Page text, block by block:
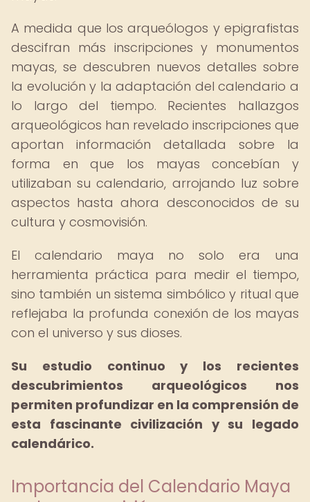
A medida que los arqueólogos y epigrafistas
descifran más inscripciones y monumentos
mayas, se descubren nuevos detalles sobre
la evolución y la adaptación del calendario a
lo largo del tiempo. Recientes hallazgos
arqueológicos han revelado inscripciones que
aportan información detallada sobre la
forma en que los mayas concebían y
utilizaban su calendario, arrojando luz sobre
aspectos hasta ahora desconocidos de su
cultura y cosmovisión.
El calendario maya no solo era una
herramienta práctica para medir el tiempo,
sino también un sistema simbólico y ritual que
reflejaba la profunda conexión de los mayas
con el universo y sus dioses.
Su estudio continuo y los recientes
descubrimientos arqueológicos nos
permiten profundizar en la comprensión de
esta fascinante civilización y su legado
calendárico.
Importancia del Calendario Maya